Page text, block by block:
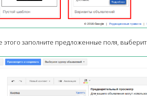
этого заполните предложенные поля,